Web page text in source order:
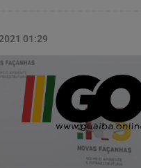
01:29